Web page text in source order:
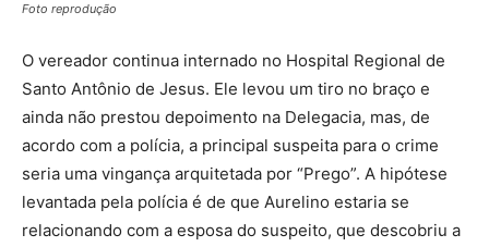
Foto reprodução
O vereador continua internado no Hospital Regional de
Santo Antônio de Jesus. Ele levou um tiro no braço e
ainda não prestou depoimento na Delegacia, mas, de
acordo com a polícia, a principal suspeita para o crime
seria uma vingança arquitetada por “Prego”. A hipótese
levantada pela polícia é de que Aurelino estaria se
relacionando com a esposa do suspeito, que descobriu a